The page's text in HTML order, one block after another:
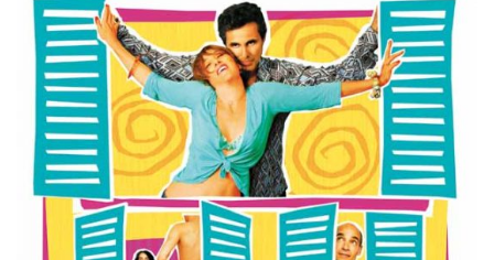
Misdaad
Musical
Oorlogsfilm
Romantische komedie
Thriller